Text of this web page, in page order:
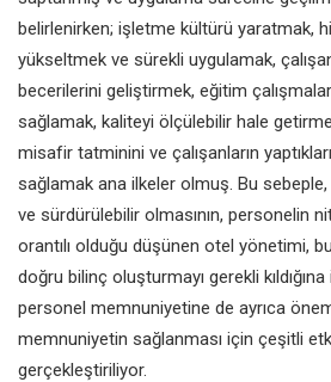
belirlenirken; işletme kültürü yaratmak,
yükseltmek ve sürekli uygulamak,
becerilerini geliştirmek, eğitim
sağlamak, kaliteyi ölçülebilir hale
misafir tatminini ve çalışanların
sağlamak ana ilkeler olmuş. Bu
ve sürdürülebilir olmasının, personelin
orantılı olduğu düşünen otel yönetimi,
doğru bilinç oluşturmayı gerekli
personel memnuniyetine de ayrıca
memnuniyetin sağlanması için çeşitli
gerçekleştiriliyor.